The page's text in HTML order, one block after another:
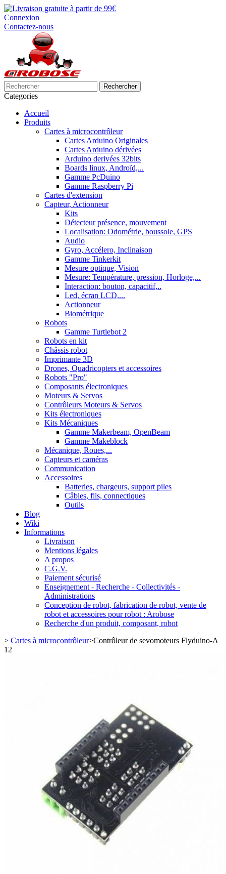
Connexion
Contactez-nous
Rechercher
Categories
Accueil
Produits
Cartes à microcontrôleur
Cartes Arduino Originales
Cartes Arduino dérivées
Arduino derivées 32bits
Boards linux, Androïd,...
Gamme PcDuino
Gamme Raspberry Pi
Cartes d'extension
Capteur, Actionneur
Kits
Détecteur présence, mouvement
Localisation: Odométrie, boussole, GPS
Audio
Gyro, Accélero, Inclinaison
Gamme Tinkerkit
Mesure optique, Vision
Mesure: Température, pression, Horloge,...
Interaction: bouton, capacitif,..
Led, écran LCD,...
Actionneur
Biométrique
Robots
Gamme Turtlebot 2
Robots en kit
Châssis robot
Imprimante 3D
Drones, Quadricopters et accessoires
Robots "Pro"
Composants électroniques
Moteurs & Servos
Contrôleurs Moteurs & Servos
Kits électroniques
Kits Mécaniques
Gamme Makerbeam, OpenBeam
Gamme Makeblock
Mécanique, Roues,...
Capteurs et caméras
Communication
Accessoires
Batteries, chargeurs, support piles
Câbles, fils, connectiques
Outils
Blog
Wiki
Informations
Livraison
Mentions légales
A propos
C.G.V.
Paiement sécurisé
Enseignement - Recherche - Collectivités -
Administrations
Conception de robot, fabrication de robot, vente de
robot et accessoires pour robot : Arobose
Recherche d'un produit, composant, robot
> Cartes à microcontrôleur>Contrôleur de sevomoteurs Flyduino-A
12